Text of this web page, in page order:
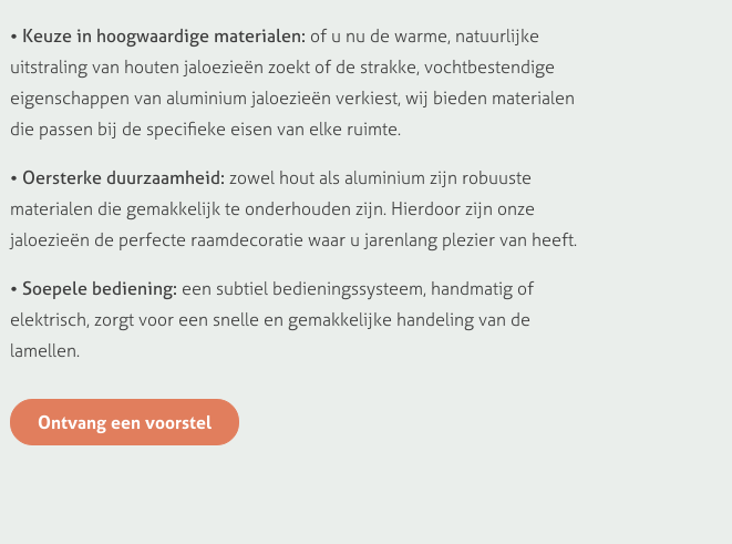
• Keuze in hoogwaardige materialen: of u nu de warme, natuurlijke
uitstraling van houten jaloezieën zoekt of de strakke, vochtbestendige
eigenschappen van aluminium jaloezieën verkiest, wij bieden materialen
die passen bij de specifieke eisen van elke ruimte.
• Oersterke duurzaamheid: zowel hout als aluminium zijn robuuste
materialen die gemakkelijk te onderhouden zijn. Hierdoor zijn onze
jaloezieën de perfecte raamdecoratie waar u jarenlang plezier van heeft.
• Soepele bediening: een subtiel bedieningssysteem, handmatig of
elektrisch, zorgt voor een snelle en gemakkelijke handeling van de
lamellen.
Ontvang een voorstel